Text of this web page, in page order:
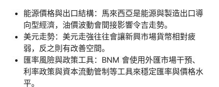
能源價格與出口結構：馬來西亞是能源與製造出口導
向型經濟，油價波動會間接影響令吉走勢。
美元走勢：美元走強往往會讓新興市場貨幣相對疲
弱，反之則有改善空間。
匯率風險與政策工具：BNM 會使用外匯市場干預、
利率政策與資本流動管制等工具來穩定匯率與價格水
平。